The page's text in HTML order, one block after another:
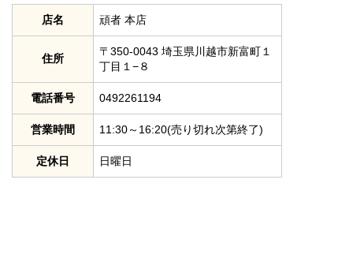
店名 頑者 本店
住所
〒350-0043 埼玉県川越市新富町１
丁目１−８
電話番号 0492261194
営業時間 11:30～16:20(売り切れ次第終了)
定休日 日曜日